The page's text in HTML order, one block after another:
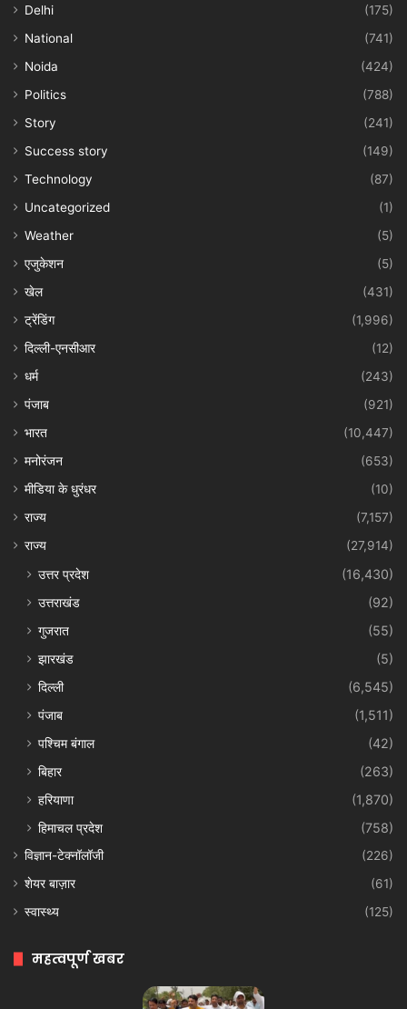
Delhi
(175)
National
(741)
Noida
(424)
Politics
(788)
Story
(241)
Success story
(149)
Technology
(87)
Uncategorized
(1)
Weather
(5)
एजुकेशन
(5)
खेल
(431)
ट्रेंडिंग
(1,996)
दिल्ली-एनसीआर
(12)
धर्म
(243)
पंजाब
(921)
भारत
(10,447)
मनोरंजन
(653)
मीडिया के धुरंधर
(10)
राज्य
(7,157)
राज्य
(27,914)
उत्तर प्रदेश
(16,430)
उत्तराखंड
(92)
गुजरात
(55)
झारखंड
(5)
दिल्ली
(6,545)
पंजाब
(1,511)
पश्चिम बंगाल
(42)
बिहार
(263)
हरियाणा
(1,870)
हिमाचल प्रदेश
(758)
विज्ञान-टेक्नॉलॉजी
(226)
शेयर बाज़ार
(61)
स्वास्थ्य
(125)
महत्वपूर्ण खबर